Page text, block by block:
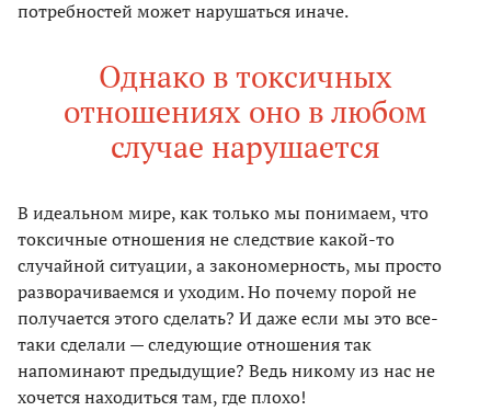
потребностей может нарушаться иначе.
Однако в токсичных
отношениях оно в любом
случае нарушается
В идеальном мире, как только мы понимаем, что
токсичные отношения не следствие какой-то
случайной ситуации, а закономерность, мы просто
разворачиваемся и уходим. Но почему порой не
получается этого сделать? И даже если мы это все-
таки сделали — следующие отношения так
напоминают предыдущие? Ведь никому из нас не
хочется находиться там, где плохо!